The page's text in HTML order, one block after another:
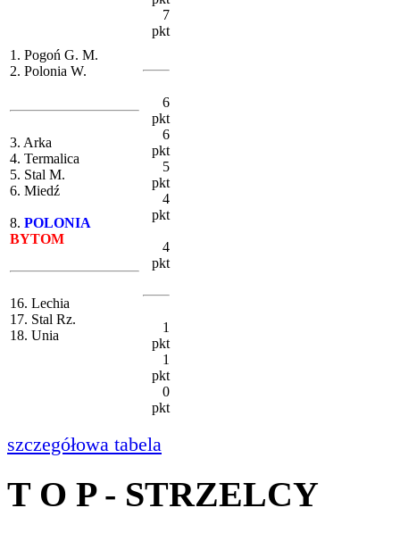
1. Pogoń G. M.
2. Polonia W.
3. Arka
4. Termalica
5. Stal M.
6. Miedź
8. POLONIA
BYTOM
16. Lechia
17. Stal Rz.
18. Unia
7
pkt
6
pkt
6
pkt
5
pkt
4
pkt
4
pkt
1
pkt
1
pkt
0
pkt
szczegółowa tabela
T O P - STRZELCY